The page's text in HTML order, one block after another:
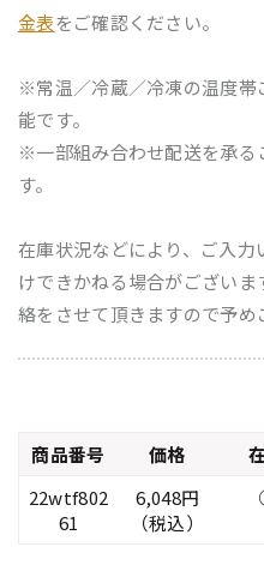
金表をご確認ください。
※常温／冷蔵／冷凍の温度帯
能です。
※一部組み合わせ配送を承る
す。
在庫状況などにより、ご入
けできかねる場合がござい
絡をさせて頂きますので予め
商品番号 価格
22wtf802
61
6,048円
（税込）